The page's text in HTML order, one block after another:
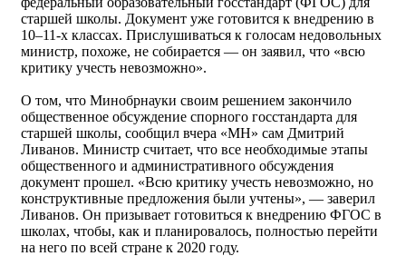
старшей школы. Документ уже готовится к внедрению в
10–11-х классах. Прислушиваться к голосам недовольных
министр, похоже, не собирается — он заявил, что «всю
критику учесть невозможно».
О том, что Минобрнауки своим решением закончило
общественное обсуждение спорного госстандарта для
старшей школы, сообщил вчера «МН» сам Дмитрий
Ливанов. Министр считает, что все необходимые этапы
общественного и административного обсуждения
документ прошел. «Всю критику учесть невозможно, но
конструктивные предложения были учтены», — заверил
Ливанов. Он призывает готовиться к внедрению ФГОС в
школах, чтобы, как и планировалось, полностью перейти
на него по всей стране к 2020 году.